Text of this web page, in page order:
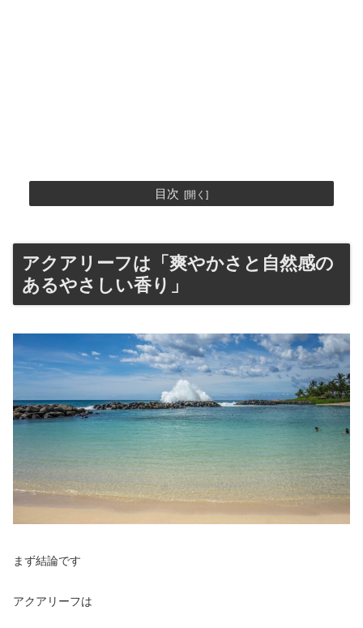
目次
アクアリーフは「爽やかさと自然感の
あるやさしい香り」
まず結論です
アクアリーフは